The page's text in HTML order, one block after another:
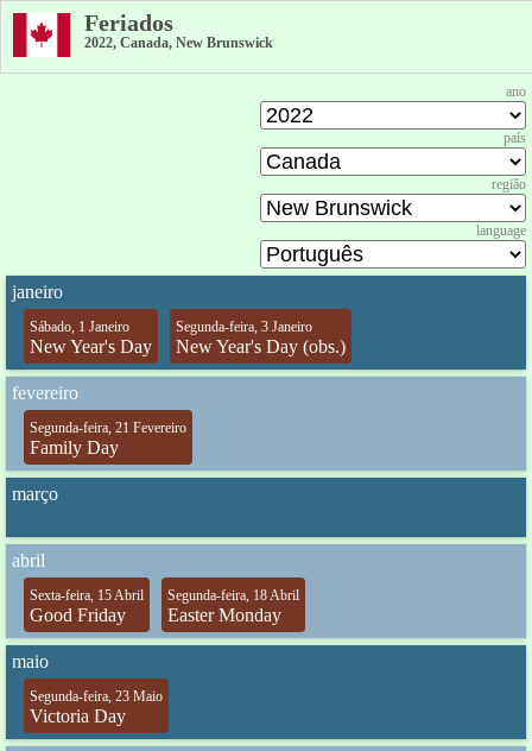
Feriados
2022, Canada, New Brunswick
ano
país
região
language
janeiro
Sábado, 1 Janeiro
New Year's Day
Segunda-feira, 3 Janeiro
New Year's Day (obs.)
fevereiro
Segunda-feira, 21 Fevereiro
Family Day
março
abril
Sexta-feira, 15 Abril
Good Friday
Segunda-feira, 18 Abril
Easter Monday
maio
Segunda-feira, 23 Maio
Victoria Day